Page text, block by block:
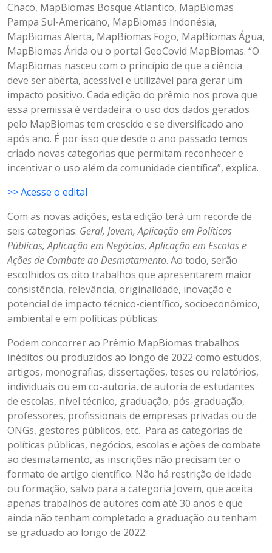
Chaco, MapBiomas Bosque Atlantico, MapBiomas
Pampa Sul-Americano, MapBiomas Indonésia,
MapBiomas Alerta, MapBiomas Fogo, MapBiomas Água,
MapBiomas Árida ou o portal GeoCovid MapBiomas. “O
MapBiomas nasceu com o princípio de que a ciência
deve ser aberta, acessível e utilizável para gerar um
impacto positivo. Cada edição do prêmio nos prova que
essa premissa é verdadeira: o uso dos dados gerados
pelo MapBiomas tem crescido e se diversificado ano
após ano. É por isso que desde o ano passado temos
criado novas categorias que permitam reconhecer e
incentivar o uso além da comunidade científica”, explica.
>> Acesse o edital
Com as novas adições, esta edição terá um recorde de
seis categorias: Geral, Jovem, Aplicação em Políticas
Públicas, Aplicação em Negócios, Aplicação em Escolas e
Ações de Combate ao Desmatamento. Ao todo, serão
escolhidos os oito trabalhos que apresentarem maior
consistência, relevância, originalidade, inovação e
potencial de impacto técnico-científico, socioeconômico,
ambiental e em políticas públicas.
Podem concorrer ao Prêmio MapBiomas trabalhos
inéditos ou produzidos ao longo de 2022 como estudos,
artigos, monografias, dissertações, teses ou relatórios,
individuais ou em co-autoria, de autoria de estudantes
de escolas, nível técnico, graduação, pós-graduação,
professores, profissionais de empresas privadas ou de
ONGs, gestores públicos, etc. Para as categorias de
políticas públicas, negócios, escolas e ações de combate
ao desmatamento, as inscrições não precisam ter o
formato de artigo científico. Não há restrição de idade
ou formação, salvo para a categoria Jovem, que aceita
apenas trabalhos de autores com até 30 anos e que
ainda não tenham completado a graduação ou tenham
se graduado ao longo de 2022.